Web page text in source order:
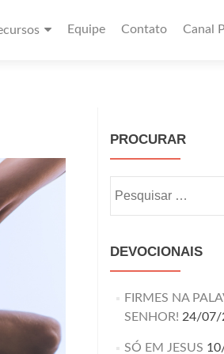
Equipe Contato Canal
PROCURAR
DEVOCIONAIS
FIRMES NA
SENHOR! 24/07/
SÓ EM JESUS